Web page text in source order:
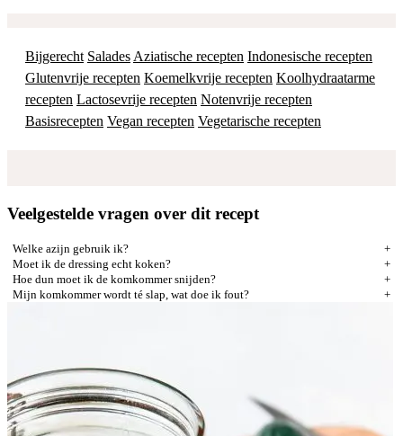
Bijgerecht Salades Aziatische recepten Indonesische recepten
Glutenvrije recepten Koemelkvrije recepten Koolhydraatarme
recepten Lactosevrije recepten Notenvrije recepten
Basisrecepten Vegan recepten Vegetarische recepten
Veelgestelde vragen over dit recept
Welke azijn gebruik ik?
Moet ik de dressing echt koken?
Hoe dun moet ik de komkommer snijden?
Mijn komkommer wordt té slap, wat doe ik fout?